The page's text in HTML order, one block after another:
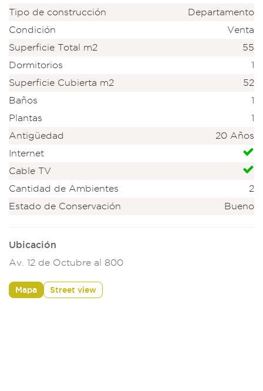
Tipo de construcción
Departamento
Condición
Venta
Superficie Total m2
55
Dormitorios
1
Superficie Cubierta m2
52
Baños
1
Plantas
1
Antigüedad
20 Años
Internet
Cable TV
Cantidad de Ambientes
2
Estado de Conservación
Bueno
Ubicación
Av. 12 de Octubre al 800
Mapa Street view